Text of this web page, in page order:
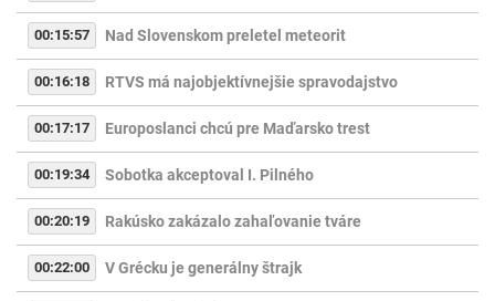
00:15:57 Nad Slovenskom preletel meteorit
00:16:18 RTVS má najobjektívnejšie spravodajstvo
00:17:17 Europoslanci chcú pre Maďarsko trest
00:19:34 Sobotka akceptoval I. Pilného
00:20:19 Rakúsko zakázalo zahaľovanie tváre
00:22:00 V Grécku je generálny štrajk